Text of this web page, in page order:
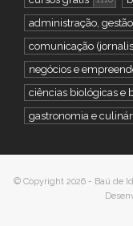
administração,
comunicação
negócios e
ciências biológicas e
gastronomia e
© Copyright 2026 - Baú de